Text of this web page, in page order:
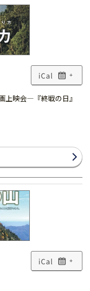
+
上映会―『終戦の日』
+